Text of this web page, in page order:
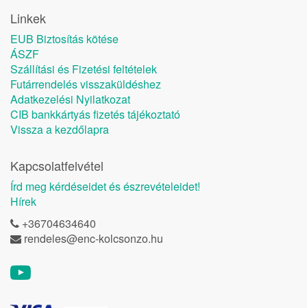
Linkek
EUB Biztosítás kötése
ÁSZF
Szállítási és Fizetési feltételek
Futárrendelés visszaküldéshez
Adatkezelési Nyilatkozat
CIB bankkártyás fizetés tájékoztató
Vissza a kezdőlapra
Kapcsolatfelvétel
Írd meg kérdéseidet és észrevételeidet!
Hírek
+36704634640
rendeles@enc-kolcsonzo.hu